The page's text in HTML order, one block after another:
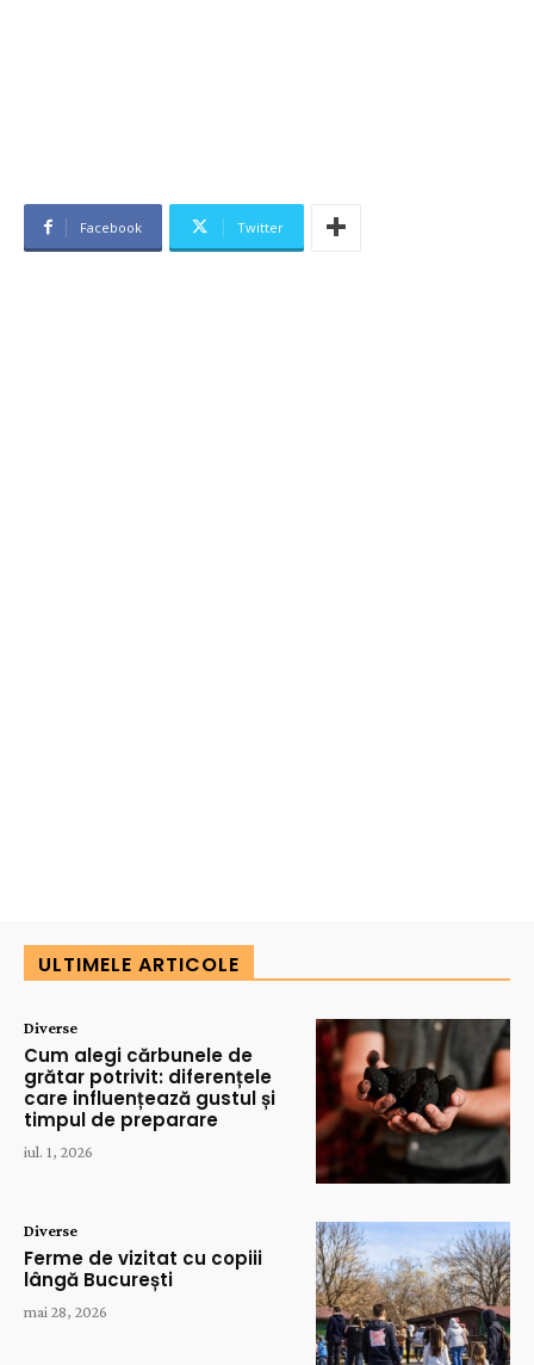
Facebook Twitter
ULTIMELE ARTICOLE
Diverse
Cum alegi cărbunele de
grătar potrivit: diferențele
care influențează gustul și
timpul de preparare
iul. 1, 2026
Diverse
Ferme de vizitat cu copiii
lângă București
mai 28, 2026